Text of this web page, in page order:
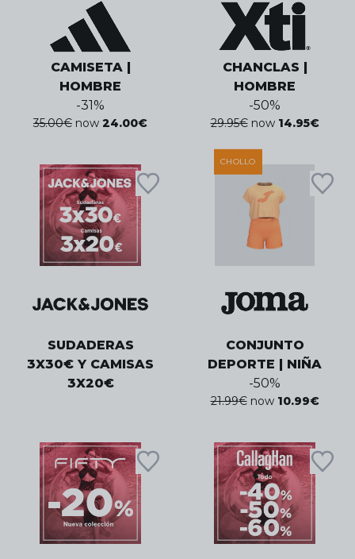
CAMISETA |
HOMBRE
-31%
35.00€ now 24.00€
CHANCLAS |
HOMBRE
-50%
29.95€ now 14.95€
SUDADERAS
3X30€ Y CAMISAS
3X20€
CHOLLO
CONJUNTO
DEPORTE | NIÑA
-50%
21.99€ now 10.99€